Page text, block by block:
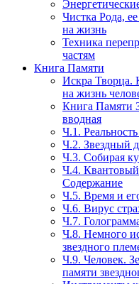
Чистка Рода,
на жизнь
Техника
частям
Книга Памяти
Искра Творца.
на жизнь
Книга Памяти
вводная
Ч.1.
Ч.2. Звездный
Ч.3. Собирая
Ч.4. Квантовый
Содержание
Ч.5. Время и
Ч.6. Вирус
Ч.7.
Ч.8. Немного
звездного
Ч.9. Человек.
памяти